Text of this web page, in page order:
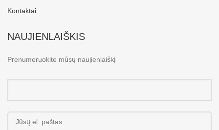
Kontaktai
NAUJIENLAIŠKIS
Prenumeruokite mūsų naujienlaiškį